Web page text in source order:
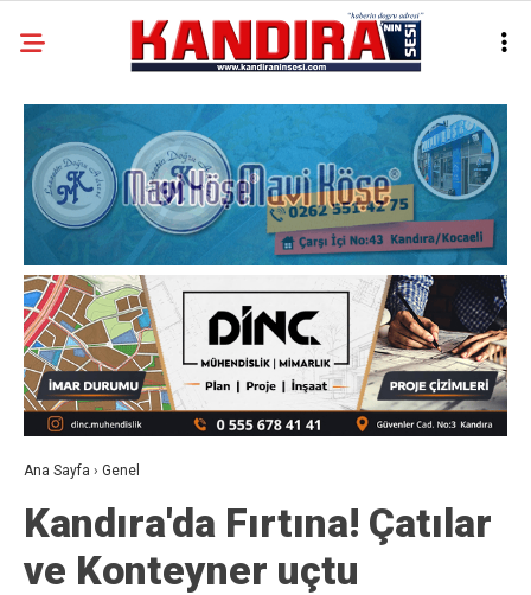
Ana Sayfa › Genel
Kandıra'da Fırtına! Çatılar
ve Konteyner uçtu